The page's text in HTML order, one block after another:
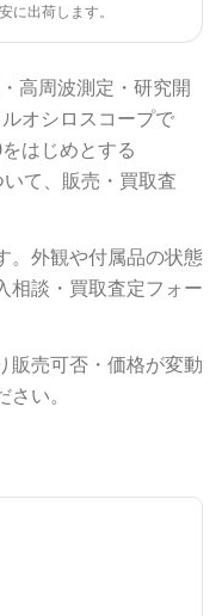
に出荷します。
高周波測定・研究開
オシロスコープで
をはじめとする
て、販売・買取査
。外観や付属品の状態
相談・買取査定フォー
販売可否・価格が変動
い。